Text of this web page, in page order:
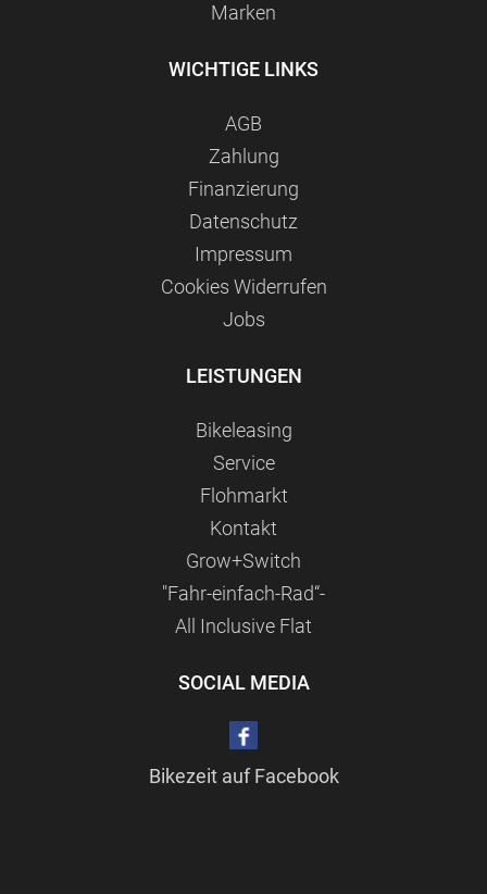
Marken
WICHTIGE LINKS
AGB
Zahlung
Finanzierung
Datenschutz
Impressum
Сookies Widerrufen
Jobs
LEISTUNGEN
Bikeleasing
Service
Flohmarkt
Kontakt
Grow+Switch
"Fahr-einfach-Rad“-
All Inclusive Flat
SOCIAL MEDIA
Bikezeit auf Facebook